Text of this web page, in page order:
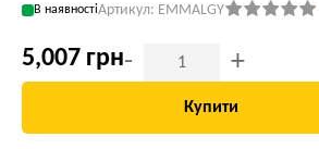
В наявностіАртикул: EMMALGY
5,007 грн- +
Купити